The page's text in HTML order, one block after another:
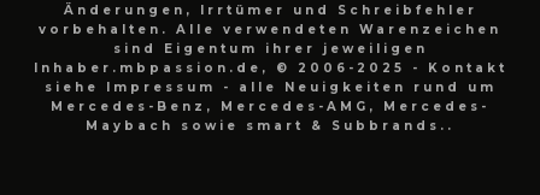
Änderungen, Irrtümer und Schreibfehler
vorbehalten. Alle verwendeten Warenzeichen
sind Eigentum ihrer jeweiligen
Inhaber.mbpassion.de, © 2006-2025 - Kontakt
siehe Impressum - alle Neuigkeiten rund um
Mercedes-Benz, Mercedes-AMG, Mercedes-
Maybach sowie smart & Subbrands..